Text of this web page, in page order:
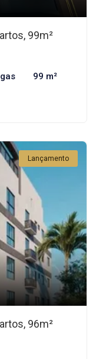
99m²
99 m²
Lançamento
96m²